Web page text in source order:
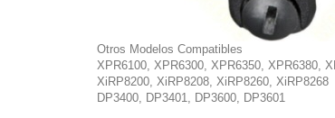
Otros Modelos Compatibles
XPR6100, XPR6300, XPR6350, XPR6380,
XiRP8200, XiRP8208, XiRP8260, XiRP8268
DP3400, DP3401, DP3600, DP3601